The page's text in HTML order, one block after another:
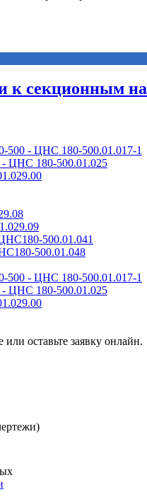
к секционным
500 - ЦНС 180-500.01.017-1
ЦНС 180-500.01.025
500.01.041
500.01.048
500 - ЦНС 180-500.01.017-1
ЦНС 180-500.01.025
оставьте заявку онлайн.